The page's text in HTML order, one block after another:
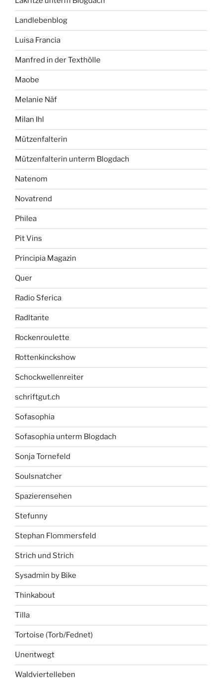
Landlebenblog
Luisa Francia
Manfred in der Texthölle
Maobe
Melanie Näf
Milan Ihl
Mützenfalterin
Mützenfalterin unterm Blogdach
Natenom
Novatrend
Philea
Pit Vins
Principia Magazin
Quer
Radio Sferica
Radltante
Rockenroulette
Rottenkinckshow
Schockwellenreiter
schriftgut.ch
Sofasophia
Sofasophia unterm Blogdach
Sonja Tornefeld
Soulsnatcher
Spazierensehen
Stefunny
Stephan Flommersfeld
Strich und Strich
Sysadmin by Bike
Thinkabout
Tilla
Tortoise (Torb/Fednet)
Unentwegt
Waldviertelleben